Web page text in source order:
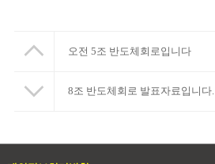
오전 5조 반도체회로입니다
8조 반도체회로 발표자료입니다.